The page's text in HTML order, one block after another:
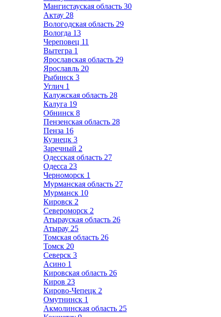
Мангистауская область 30
Актау 28
Вологодская область 29
Вологда 13
Череповец 11
Вытегра 1
Ярославская область 29
Ярославль 20
Рыбинск 3
Углич 1
Калужская область 28
Калуга 19
Обнинск 8
Пензенская область 28
Пенза 16
Кузнецк 3
Заречный 2
Одесская область 27
Одесса 23
Черноморск 1
Мурманская область 27
Мурманск 10
Кировск 2
Североморск 2
Атырауская область 26
Атырау 25
Томская область 26
Томск 20
Северск 3
Асино 1
Кировская область 26
Киров 23
Кирово-Чепецк 2
Омутнинск 1
Акмолинская область 25